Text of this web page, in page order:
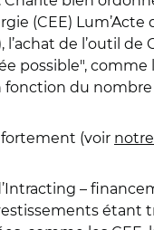
(CEE) Lum’Acte
de l’outil de
possible",
fonction du
(voir
–
étant